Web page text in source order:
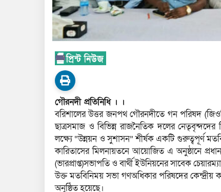
গৌরনদী প্রতিনিধি । ।
বরিশালের উত্তর জনপথ গৌরনদীতে গন পরিষদ
ছাত্রসমাজ ও বিভিন্ন রাজনৈতিক দলের
লক্ষ্যে “উন্নয়ন ও সুশাসন” শীর্ষক একটি গুরুত্বপূর্ণ
কারিতাসের মিলনায়তনে আয়োজিত এ অনুষ্ঠানে
(ভারপ্রাপ্ত)সভাপতি ও বার্থী ইউনিয়নের সাবেক
উক্ত মতবিনিময় সভা গণঅধিকার পরিষদের কেন্দ্রীয়
অনুষ্ঠিত হয়েছে।